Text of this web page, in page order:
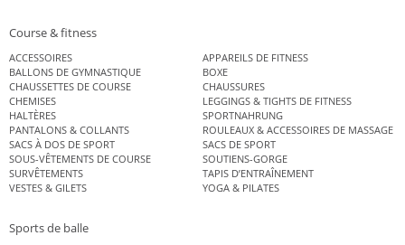
Course & fitness
ACCESSOIRES
APPAREILS DE FITNESS
BALLONS DE GYMNASTIQUE
BOXE
CHAUSSETTES DE COURSE
CHAUSSURES
CHEMISES
LEGGINGS & TIGHTS DE FITNESS
HALTÈRES
SPORTNAHRUNG
PANTALONS & COLLANTS
ROULEAUX & ACCESSOIRES DE MASSAGE
SACS À DOS DE SPORT
SACS DE SPORT
SOUS-VÊTEMENTS DE COURSE
SOUTIENS-GORGE
SURVÊTEMENTS
TAPIS D’ENTRAÎNEMENT
VESTES & GILETS
YOGA & PILATES
Sports de balle